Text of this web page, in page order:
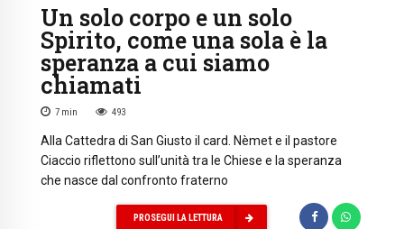
Un solo corpo e un solo
Spirito, come una sola è la
speranza a cui siamo
chiamati
7 min 493
Alla Cattedra di San Giusto il card. Nèmet e il pastore
Ciaccio riflettono sull’unità tra le Chiese e la speranza
che nasce dal confronto fraterno
PROSEGUI LA LETTURA